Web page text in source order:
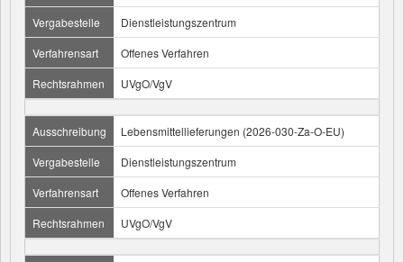
Vergabestelle
Dienstleistungszentrum
Verfahrensart
Offenes Verfahren
Rechtsrahmen
UVgO/VgV
Ausschreibung
Lebensmittellieferungen (2026-030-Za-O-EU)
Vergabestelle
Dienstleistungszentrum
Verfahrensart
Offenes Verfahren
Rechtsrahmen
UVgO/VgV